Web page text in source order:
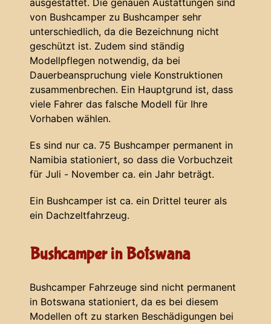
ausgestattet. Die genauen Austattungen sind
von Bushcamper zu Bushcamper sehr
unterschiedlich, da die Bezeichnung nicht
geschützt ist. Zudem sind ständig
Modellpflegen notwendig, da bei
Dauerbeanspruchung viele Konstruktionen
zusammenbrechen. Ein Hauptgrund ist, dass
viele Fahrer das falsche Modell für Ihre
Vorhaben wählen.
Es sind nur ca. 75 Bushcamper permanent in
Namibia stationiert, so dass die Vorbuchzeit
für Juli - November ca. ein Jahr beträgt.
Ein Bushcamper ist ca. ein Drittel teurer als
ein Dachzeltfahrzeug.
Bushcamper in Botswana
Bushcamper Fahrzeuge sind nicht permanent
in Botswana stationiert, da es bei diesem
Modellen oft zu starken Beschädigungen bei